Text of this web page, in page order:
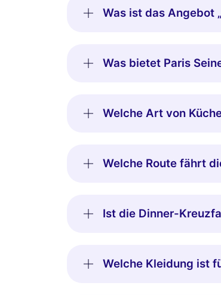
Was ist das Angebot
Was bietet Paris
Welche Art von
Welche Route fährt
Ist die Dinner-
Welche Kleidung ist